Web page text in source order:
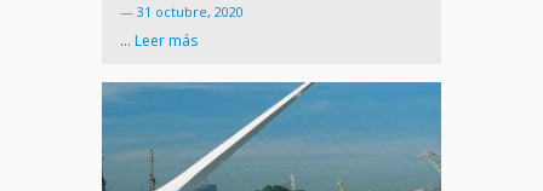
— 31 octubre, 2020
… Leer más